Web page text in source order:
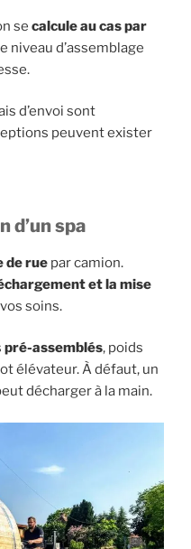
se calcule au cas par
niveau d’assemblage
d’envoi sont
peuvent exister
d’un spa
de rue par camion.
et la mise
soins.
pré-assemblés, poids
élévateur. À défaut, un
décharger à la main.